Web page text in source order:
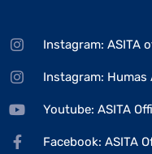
Instagram: ASITA
Instagram: Humas
Youtube: ASITA
Facebook: ASITA